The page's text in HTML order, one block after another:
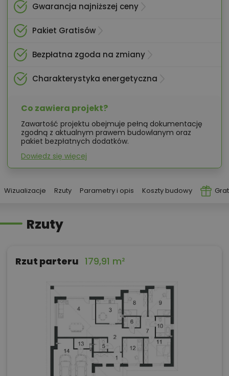
Gwarancja najniższej ceny
Pakiet Gratisów
Bezpłatna zgoda na zmiany
Charakterystyka energetyczna
Co zawiera projekt?
Zawartość projektu obejmuje pełną dokumentację
zgodną z aktualnym prawem budowlanym oraz
pakiet bezpłatnych dodatków.
Dowiedz się więcej
Wizualizacje Rzuty Parametry i opis Koszty budowy
Rzuty
Rzut parteru 179,91 m²